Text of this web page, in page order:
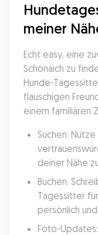
meiner
Echt easy, eine
Schönaich zu
Hunde-
flauschigen
einem familiären
Suchen:
deiner Nähe
Buchen:
Tagessitter
persönlich
Foto-